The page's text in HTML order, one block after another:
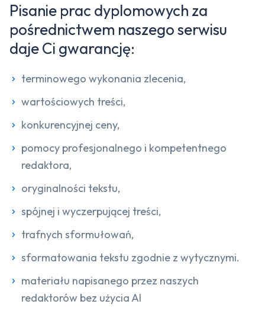
Pisanie prac dyplomowych za
pośrednictwem naszego serwisu
daje Ci gwarancję:
terminowego wykonania zlecenia,
wartościowych treści,
konkurencyjnej ceny,
pomocy profesjonalnego i kompetentnego
redaktora,
oryginalności tekstu,
spójnej i wyczerpującej treści,
trafnych sformułowań,
sformatowania tekstu zgodnie z wytycznymi.
materiału napisanego przez naszych
redaktorów bez użycia AI